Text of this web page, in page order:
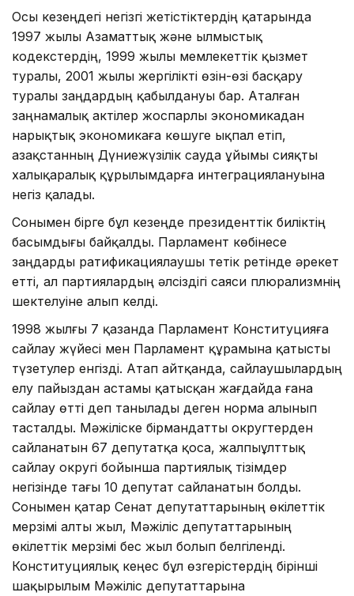
Осы кезеңдегі негізгі жетістіктердің қатарында
1997 жылы Азаматтық және Қылмыстық
кодекстердің, 1999 жылы мемлекеттік қызмет
туралы, 2001 жылы жергілікті өзін-өзі басқару
туралы заңдардың қабылдануы бар. Аталған
заңнамалық актілер жоспарлы экономикадан
нарықтық экономикаға көшуге ықпал етіп,
Қазақстанның Дүниежүзілік сауда ұйымы сияқты
халықаралық құрылымдарға интеграциялануына
негіз қалады.
Сонымен бірге бұл кезеңде президенттік биліктің
басымдығы байқалды. Парламент көбінесе
заңдарды ратификациялаушы тетік ретінде әрекет
етті, ал партиялардың әлсіздігі саяси плюрализмнің
шектелуіне алып келді.
1998 жылғы 7 қазанда Парламент Конституцияға
сайлау жүйесі мен Парламент құрамына қатысты
түзетулер енгізді. Атап айтқанда, сайлаушылардың
елу пайыздан астамы қатысқан жағдайда ғана
сайлау өтті деп танылады деген норма алынып
тасталды. Мәжіліске бірмандатты округтерден
сайланатын 67 депутатқа қоса, жалпыұлттық
сайлау округі бойынша партиялық тізімдер
негізінде тағы 10 депутат сайланатын болды.
Сонымен қатар Сенат депутаттарының өкілеттік
мерзімі алты жыл, Мәжіліс депутаттарының
өкілеттік мерзімі бес жыл болып белгіленді.
Конституциялық кеңес бұл өзгерістердің бірінші
шақырылым Мәжіліс депутаттарына